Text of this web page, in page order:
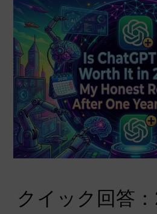
クイック回答：